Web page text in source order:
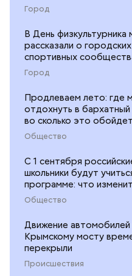
Город
В День физкультурника
рассказали о городских
спортивных
Город
Продлеваем лето: где
отдохнуть в бархатный
во сколько это
Общество
С 1 сентября
школьники будут
программе: что
Общество
Движение автомобилей
Крымскому мосту
перекрыли
Происшествия